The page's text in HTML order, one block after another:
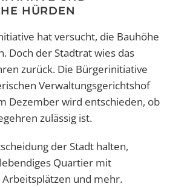
HÜRDEN
hat versucht, die Bauhöhe
Doch der Stadtrat wies das
zurück. Die Bürgerinitiative
Verwaltungsgerichtshof
Dezember wird entschieden, ob
zulässig ist.
der Stadt halten,
Quartier mit
und mehr.